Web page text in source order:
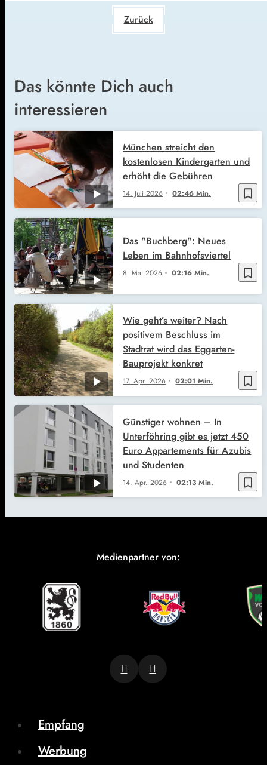
Zurück
Das könnte Dich auch
interessieren
bookmark_border
14. Juli 2026 02:46 Min.
München streicht den
kostenlosen Kindergarten und
erhöht die Gebühren
bookmark_border
8. Mai 2026 02:16 Min.
Das "Buchberg": Neues
Leben im Bahnhofsviertel
bookmark_border
17. Apr. 2026 02:01 Min.
Wie geht’s weiter? Nach
positivem Beschluss im
Stadtrat wird das Eggarten-
Bauprojekt konkret
bookmark_border
14. Apr. 2026 02:13 Min.
Günstiger wohnen – In
Unterföhring gibt es jetzt 450
Euro Appartements für Azubis
und Studenten
Medienpartner von:
Empfang
Werbung